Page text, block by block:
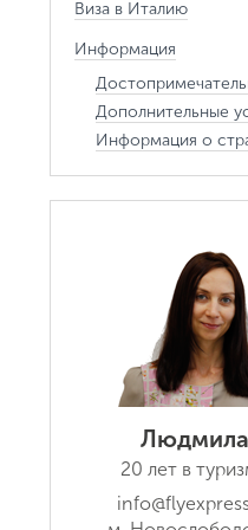
Виза в Италию
Информация
Дополнительные
Информация о
Людмила
20 лет в